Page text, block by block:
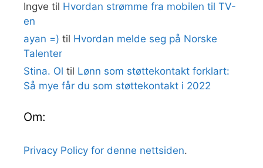
Ingve til Hvordan strømme fra mobilen til TV-
en
ayan =) til Hvordan melde seg på Norske
Talenter
Stina. Ol til Lønn som støttekontakt forklart:
Så mye får du som støttekontakt i 2022
Om:
Privacy Policy for denne nettsiden.